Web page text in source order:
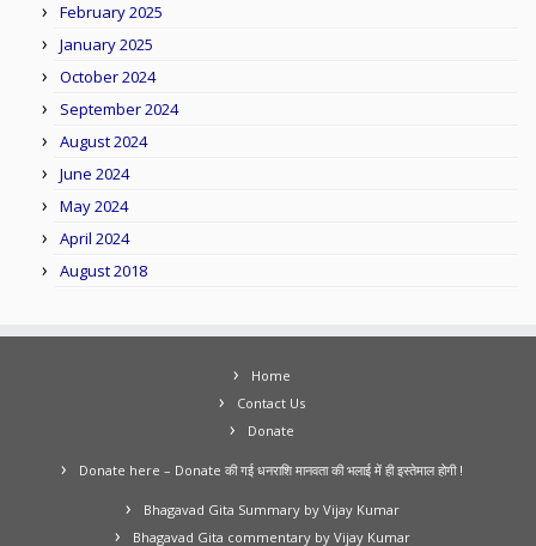
February 2025
January 2025
October 2024
September 2024
August 2024
June 2024
May 2024
April 2024
August 2018
Home
Contact Us
Donate
Donate here – Donate की गई धनराशि मानवता की भलाई में ही इस्तेमाल होगी !
Bhagavad Gita Summary by Vijay Kumar
Bhagavad Gita commentary by Vijay Kumar